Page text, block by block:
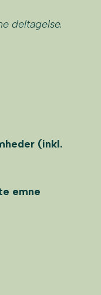
deltagelse.
(inkl.
emne